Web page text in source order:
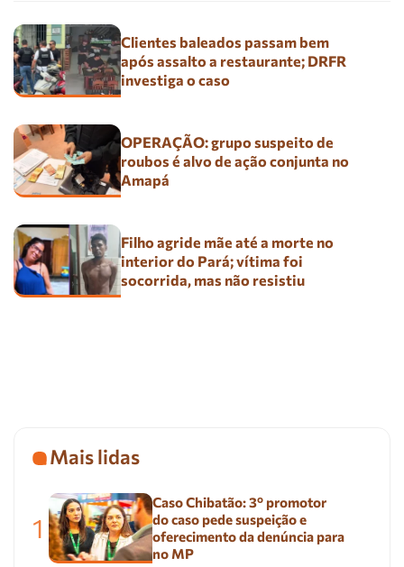
Clientes baleados passam bem
após assalto a restaurante; DRFR
investiga o caso
OPERAÇÃO: grupo suspeito de
roubos é alvo de ação conjunta no
Amapá
Filho agride mãe até a morte no
interior do Pará; vítima foi
socorrida, mas não resistiu
Mais lidas
1
Caso Chibatão: 3º promotor
do caso pede suspeição e
oferecimento da denúncia para
no MP